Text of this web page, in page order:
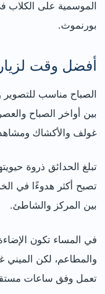
الموسمية على الكلاب
بورنموث.
أفضل وقت
الصباح مناسب للتصوير
بين أواخر الصباح
غولف والأكشاك
تبلغ الحدائق ذروة
تصبح أكثر هدوءًا في
بين المركز والشاطئ.
في المساء تكون
والمطاعم، لكن
تعمل وفق ساعات